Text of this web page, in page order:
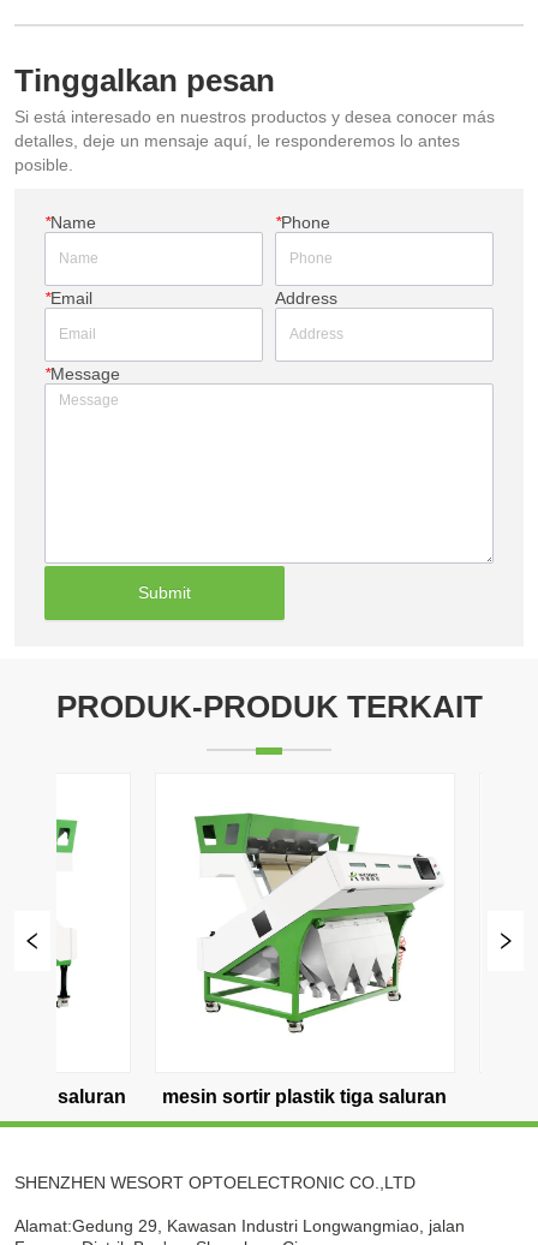
Tinggalkan pesan
Si está interesado en nuestros productos y desea conocer más
detalles, deje un mensaje aquí, le responderemos lo antes
posible.
*Name *Phone
*Email Address
*Message
Submit
PRODUK-PRODUK TERKAIT
mesin sortir plastik tiga saluran
Pemilah daur ulang
empat saluran
SHENZHEN WESORT OPTOELECTRONIC CO.,LTD
Alamat:Gedung 29, Kawasan Industri Longwangmiao, jalan